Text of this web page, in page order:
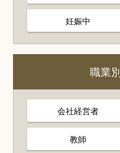
妊娠中
職業
会社経営者
教師